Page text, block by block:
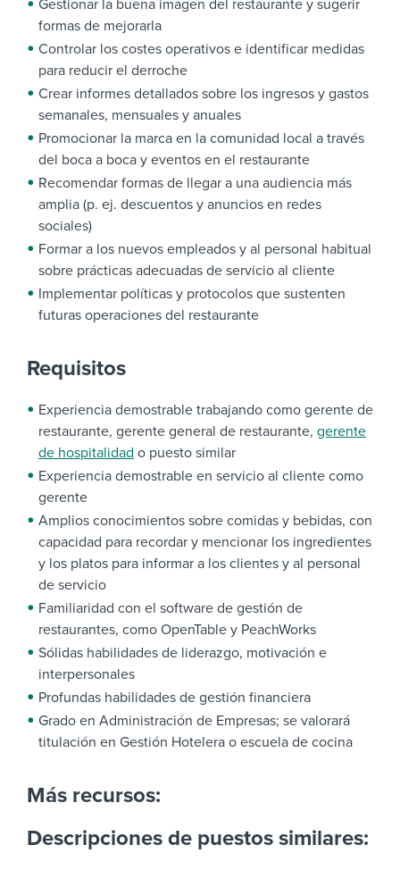
Gestionar la buena imagen del restaurante y sugerir
formas de mejorarla
Controlar los costes operativos e identificar medidas
para reducir el derroche
Crear informes detallados sobre los ingresos y gastos
semanales, mensuales y anuales
Promocionar la marca en la comunidad local a través
del boca a boca y eventos en el restaurante
Recomendar formas de llegar a una audiencia más
amplia (p. ej. descuentos y anuncios en redes
sociales)
Formar a los nuevos empleados y al personal habitual
sobre prácticas adecuadas de servicio al cliente
Implementar políticas y protocolos que sustenten
futuras operaciones del restaurante
Requisitos
Experiencia demostrable trabajando como gerente de
restaurante, gerente general de restaurante, gerente
de hospitalidad o puesto similar
Experiencia demostrable en servicio al cliente como
gerente
Amplios conocimientos sobre comidas y bebidas, con
capacidad para recordar y mencionar los ingredientes
y los platos para informar a los clientes y al personal
de servicio
Familiaridad con el software de gestión de
restaurantes, como OpenTable y PeachWorks
Sólidas habilidades de liderazgo, motivación e
interpersonales
Profundas habilidades de gestión financiera
Grado en Administración de Empresas; se valorará
titulación en Gestión Hotelera o escuela de cocina
Más recursos:
Descripciones de puestos similares: